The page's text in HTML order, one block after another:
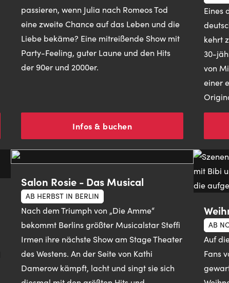
passieren, wenn Julia nach Romeos Tod
eine zweite Chance auf das Leben und die
Liebe bekäme? Eine mitreißende Show mit
Party-Feeling, guter Laune und den Hits
der 90er und 2000er.
Infos & buchen
Eines
kehrt
30-
von
einer
Salon Rosie - Das Musical
AB HERBST IN BERLIN
Nach dem Triumph von „Die Amme“
bekommt Berlins größter Musicalstar Steffi
Irmen ihre nächste Show am Stage Theater
des Westens. An der Seite von Kathi
Damerow kämpft, lacht und singt sie sich
AB
Auf
Fans